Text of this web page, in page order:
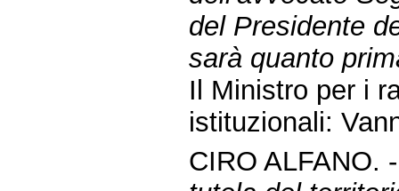
del Presidente
sarà quanto
Il Ministro per i
istituzionali:
CIRO ALFANO.